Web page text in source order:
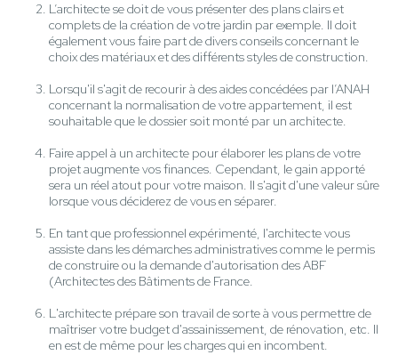
L’architecte se doit de vous présenter des plans clairs et
complets de la création de votre jardin par exemple. Il doit
également vous faire part de divers conseils concernant le
choix des matériaux et des différents styles de construction.
Lorsqu'il s'agit de recourir à des aides concédées par l’ANAH
concernant la normalisation de votre appartement, il est
souhaitable que le dossier soit monté par un architecte.
Faire appel à un architecte pour élaborer les plans de votre
projet augmente vos finances. Cependant, le gain apporté
sera un réel atout pour votre maison. Il s'agit d'une valeur sûre
lorsque vous déciderez de vous en séparer.
En tant que professionnel expérimenté, l'architecte vous
assiste dans les démarches administratives comme le permis
de construire ou la demande d'autorisation des ABF
(Architectes des Bâtiments de France.
L'architecte prépare son travail de sorte à vous permettre de
maîtriser votre budget d'assainissement, de rénovation, etc. Il
en est de même pour les charges qui en incombent.